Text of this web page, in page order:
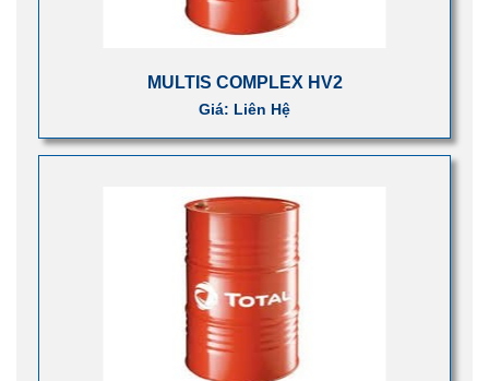
MULTIS COMPLEX HV2
Giá: Liên Hệ